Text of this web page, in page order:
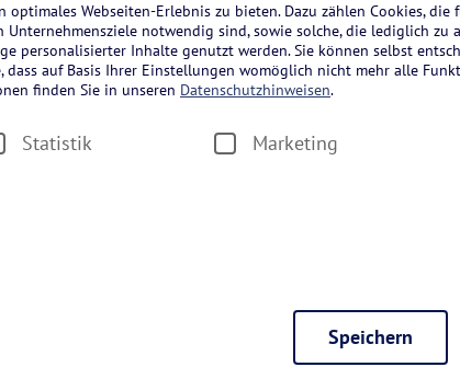
optimales Webseiten-Erlebnis zu bieten. Dazu zählen Cookies,
notwendig sind, sowie solche, die lediglich zu
personalisierter Inhalte genutzt werden. Sie können selbst
dass auf Basis Ihrer Einstellungen womöglich nicht mehr alle
finden Sie in unseren Datenschutzhinweisen.
Statistik Marketing
Seite unbedingt notwendig und ermöglichen beispielsweise
Speichern